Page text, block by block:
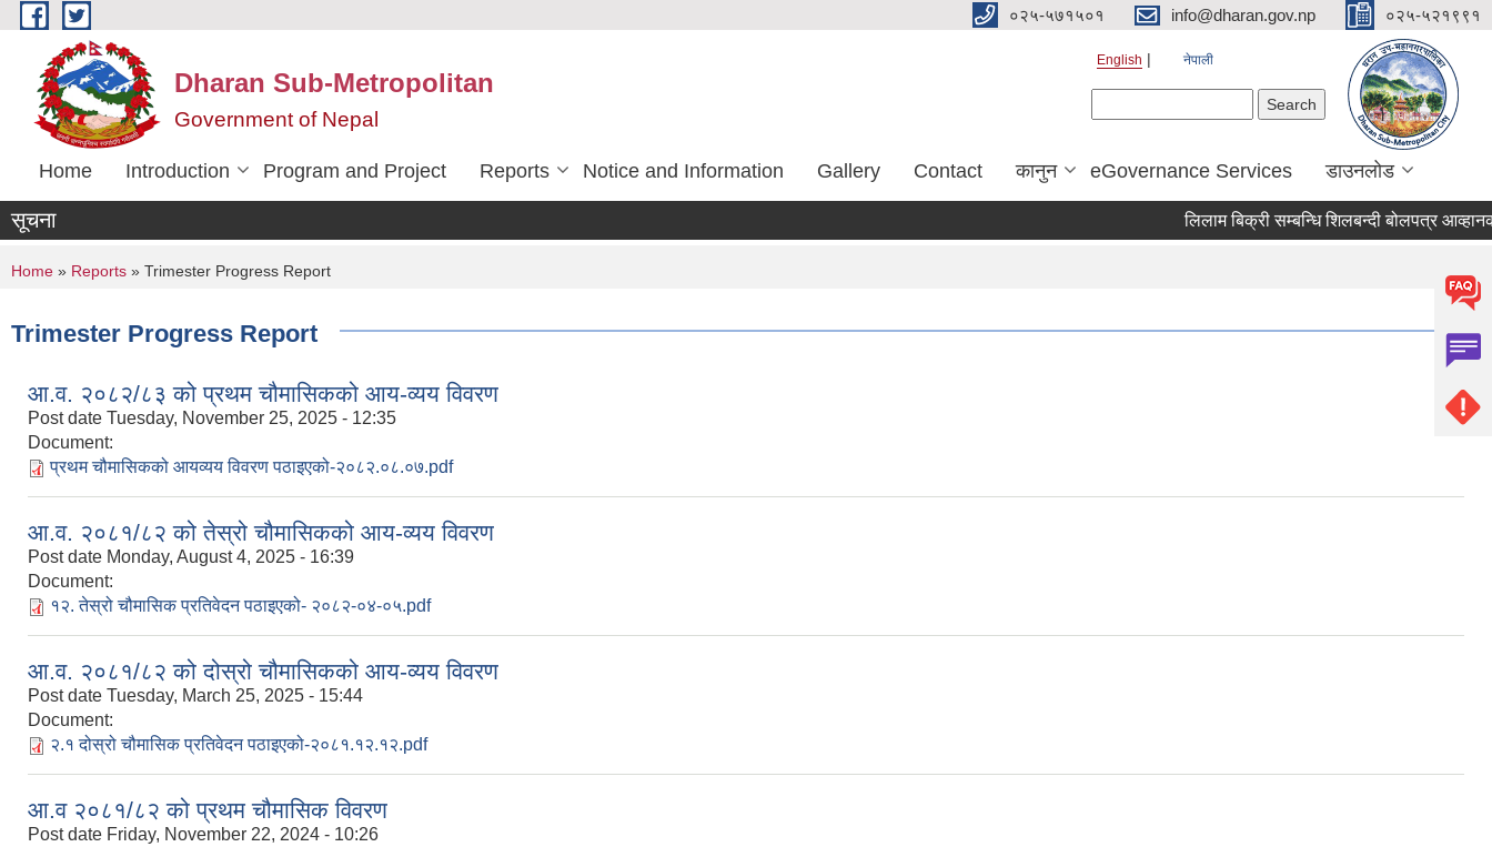
Skip to main content ०२५-५७१५०१ info@dharan.gov.np ०२५-५२१९९१
Dharan Sub-Metropolitan
Government of Nepal
English नेपाली
Home Introduction Program and Project Reports Notice and Information Gallery Contact कानुन eGovernance Services डाउनलोड
सूचना लिलाम बिक्री सम्बन्धि
You are here
Home » Reports » Trimester Progress Report
Trimester Progress Report
आ.व. २०८२/८३ को प्रथम चौमासिकको आय-व्यय विवरण
Post date Tuesday, November 25, 2025 - 12:35
Document:
प्रथम चौमासिकको आयव्यय विवरण पठाइएको-२०८२.०८.०७.pdf
आ.व. २०८१/८२ को तेस्रो चौमासिकको आय-व्यय विवरण
Post date Monday, August 4, 2025 - 16:39
Document:
१२. तेस्रो चौमासिक प्रतिवेदन पठाइएको- २०८२-०४-०५.pdf
आ.व. २०८१/८२ को दोस्रो चौमासिकको आय-व्यय विवरण
Post date Tuesday, March 25, 2025 - 15:44
Document:
२.१ दोस्रो चौमासिक प्रतिवेदन पठाइएको-२०८१.१२.१२.pdf
आ.व २०८१/८२ को प्रथम चौमासिक विवरण
Post date Friday, November 22, 2024 - 10:26